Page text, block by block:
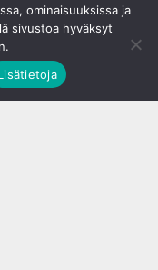
ominaisuuksissa ja
sivustoa hyväksyt